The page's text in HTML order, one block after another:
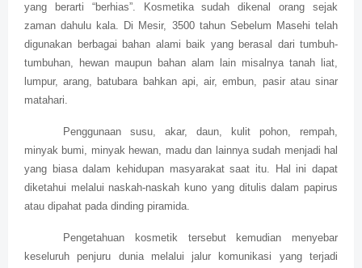
yang berarti “berhias”. Kosmetika sudah dikenal orang sejak
zaman dahulu kala. Di Mesir, 3500 tahun Sebelum Masehi telah
digunakan berbagai bahan alami baik yang berasal dari tumbuh-
tumbuhan, hewan maupun bahan alam lain misalnya tanah liat,
lumpur, arang, batubara bahkan api, air, embun, pasir atau sinar
matahari.
Penggunaan susu, akar, daun, kulit pohon, rempah,
minyak bumi, minyak hewan, madu dan lainnya sudah menjadi hal
yang biasa dalam kehidupan masyarakat saat itu. Hal ini dapat
diketahui melalui naskah-naskah kuno yang ditulis dalam papirus
atau dipahat pada dinding piramida.
Pengetahuan kosmetik tersebut kemudian menyebar
keseluruh penjuru dunia melalui jalur komunikasi yang terjadi